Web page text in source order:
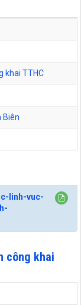
khai TTHC
Biên
linh-vuc-
công khai